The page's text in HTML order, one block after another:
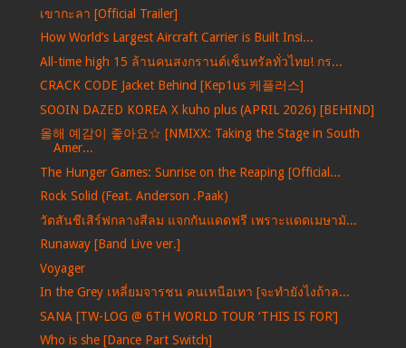
เขากะลา [Official Trailer]
How World’s Largest Aircraft Carrier is Built Insi...
All-time high 15 ล้านคนสงกรานต์เซ็นทรัลทั่วไทย! กร...
CRACK CODE Jacket Behind [Kep1us 케플러스]
SOOIN DAZED KOREA X kuho plus (APRIL 2026) [BEHIND]
올해 예감이 좋아요☆ [NMIXX: Taking the Stage in South
Amer...
The Hunger Games: Sunrise on the Reaping [Official...
Rock Solid (Feat. Anderson .Paak)
วัตสันชีเสิร์ฟกลางสีลม แจกกันแดดฟรี เพราะแดดเมษามั...
Runaway [Band Live ver.]
Voyager
In the Grey เหลี่ยมจารชน คนเหนือเทา [จะทำยังไงถ้าล...
SANA [TW-LOG @ 6TH WORLD TOUR ‘THIS IS FOR’]
Who is she [Dance Part Switch]